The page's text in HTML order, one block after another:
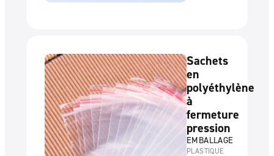
Sachets
en
polyéthylène
à
fermeture
pression
EMBALLAGE
PLASTIQUE